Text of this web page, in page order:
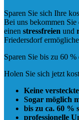
Sparen Sie sich Ihre
Bei uns bekommen Sie
einen stressfreien und
Friedersdorf
Sparen Sie bis zu 60
Holen Sie sich jetzt
Keine
Sogar möglich
bis zu ca. 60 %
professionelle